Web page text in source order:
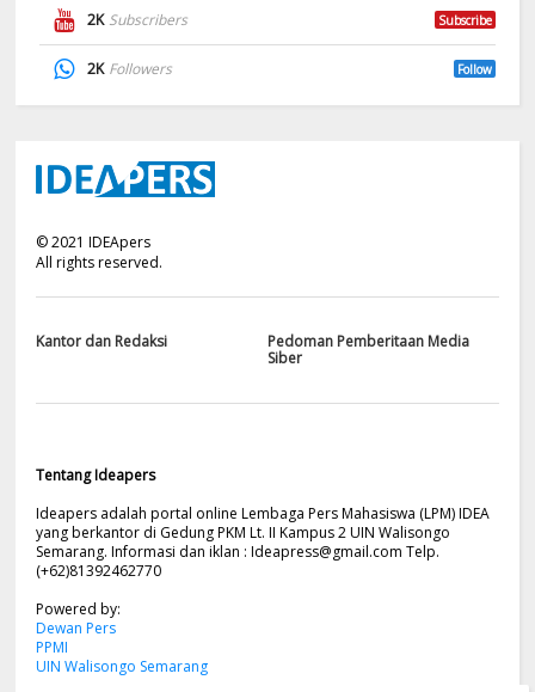
2K Subscribers Subscribe
2K Followers Follow
©2021 IDEApers
All rights reserved.
Kantor dan Redaksi
Pedoman Pemberitaan Media
Siber
Tentang Ideapers
Ideapers adalah portal online Lembaga Pers Mahasiswa (LPM) IDEA
yang berkantor di Gedung PKM Lt. II Kampus 2 UIN Walisongo
Semarang. Informasi dan iklan :Ideapress@gmail.com Telp.
(+62)81392462770
Powered by:
Dewan Pers
PPMI
UIN Walisongo Semarang